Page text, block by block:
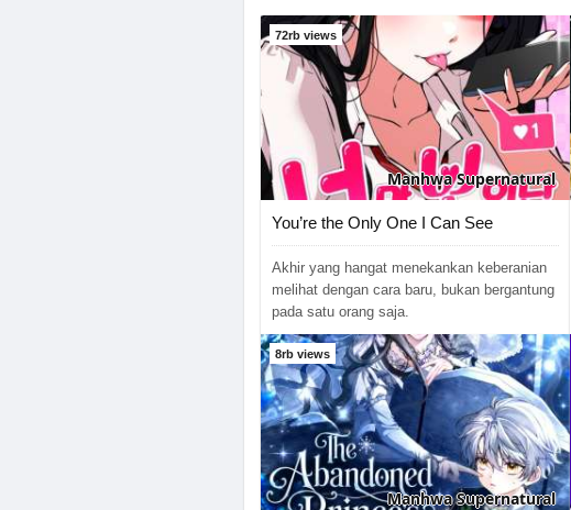
72rb views
ManhwaSupernatural
You’re the Only One I Can See
Akhir yang hangat menekankan keberanian
melihat dengan cara baru, bukan bergantung
pada satu orang saja.
8rb views
ManhwaSupernatural